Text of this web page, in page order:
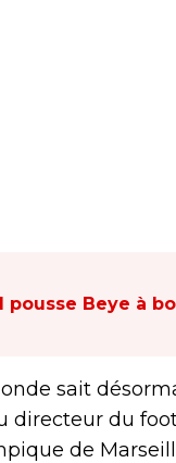
pousse Beye à
sait
directeur du
de